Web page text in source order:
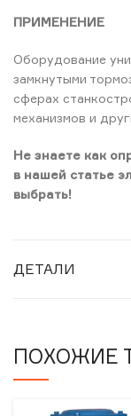
ПРИМЕНЕНИЕ
Оборудование
замкнутыми
сферах
механизмов и
Не знаете как
в нашей статье
выбрать!
ДЕТАЛИ
ПОХОЖИЕ